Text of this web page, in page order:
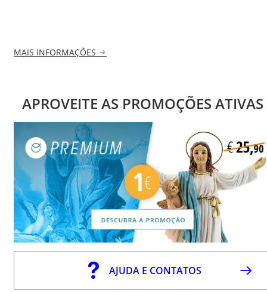
MAIS INFORMAÇÕES
APROVEITE AS PROMOÇÕES ATIVAS
AJUDA E CONTATOS